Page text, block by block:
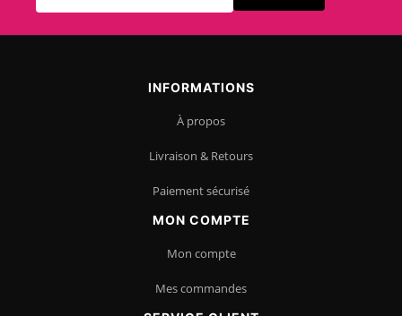
INFORMATIONS
À propos
Livraison & Retours
Paiement sécurisé
MON COMPTE
Mon compte
Mes commandes